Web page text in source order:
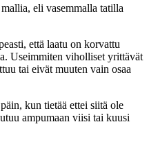
eli vasemmalla tatilla
että laatu on korvattu
Useimmiten viholliset yrittävät
tai eivät muuten vain osaa
kun tietää ettei siitä ole
ampumaan viisi tai kuusi